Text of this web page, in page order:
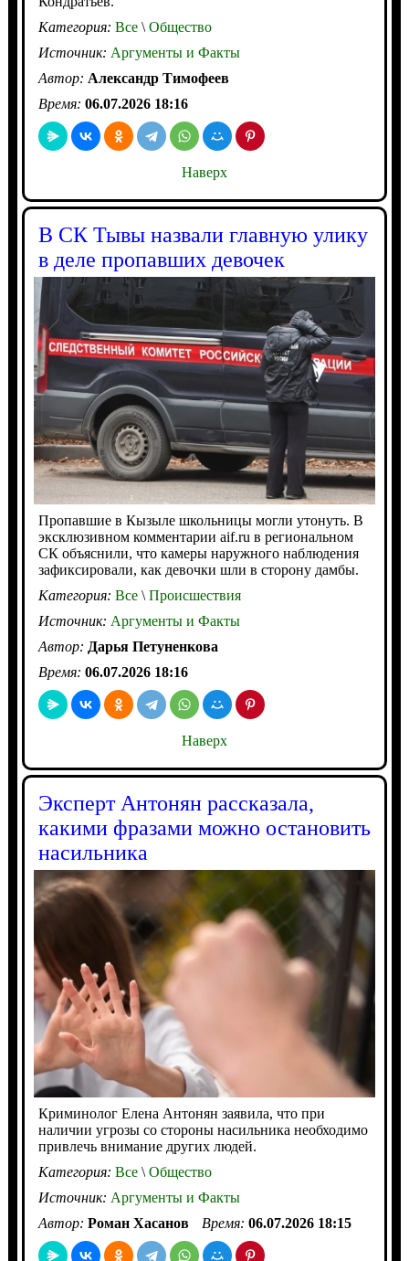
Категория: Все\Общество
Источник: Аргументы и Факты
Автор: Александр Тимофеев
Время: 06.07.2026 18:16
Наверх
В СК Тывы назвали главную улику
в деле пропавших девочек
Пропавшие в Кызыле школьницы могли утонуть. В
эксклюзивном комментарии aif.ru в региональном
СК объяснили, что камеры наружного наблюдения
зафиксировали, как девочки шли в сторону дамбы.
Категория: Все\Происшествия
Источник: Аргументы и Факты
Автор: Дарья Петуненкова
Время: 06.07.2026 18:16
Наверх
Эксперт Антонян рассказала,
какими фразами можно остановить
насильника
Криминолог Елена Антонян заявила, что при
наличии угрозы со стороны насильника необходимо
привлечь внимание других людей.
Категория: Все\Общество
Источник: Аргументы и Факты
Автор: Роман Хасанов Время: 06.07.2026 18:15